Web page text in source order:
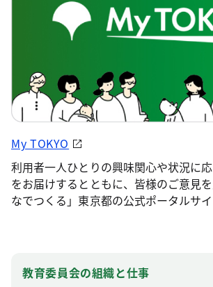
My TOKYO
利用者一人ひとりの興味関心や状況に
をお届けするとともに、皆様のご意見
なでつくる」東京都の公式ポータルサイ
教育委員会の組織と仕事